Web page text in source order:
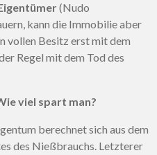
(Nudo
kann die Immobilie aber
vollen Besitz erst mit dem
Regel mit dem Tod des
viel spart man?
berechnet sich aus dem
des Nießbrauchs. Letzterer